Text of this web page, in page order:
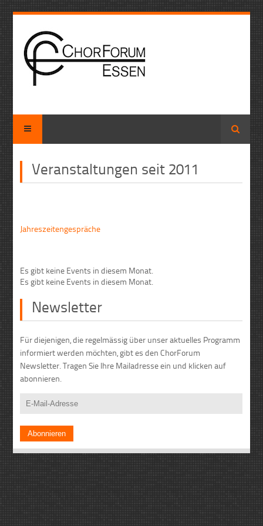
Suche
Veranstaltungen seit 2011
Jahreszeitengespräche
Es gibt keine Events in diesem Monat.
Es gibt keine Events in diesem Monat.
Newsletter
Für diejenigen, die regelmässig über unser aktuelles Programm
informiert werden möchten, gibt es den ChorForum
Newsletter. Tragen Sie Ihre Mailadresse ein und klicken auf
abonnieren.